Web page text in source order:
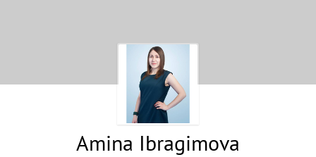
Amina Ibragimova